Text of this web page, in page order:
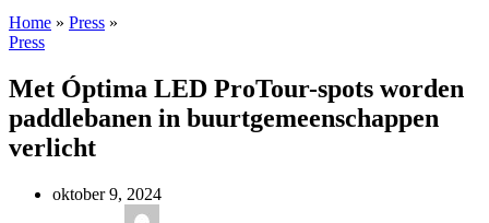
Home » Press »
Press
Met Óptima LED ProTour-spots worden
paddlebanen in buurtgemeenschappen
verlicht
oktober 9, 2024